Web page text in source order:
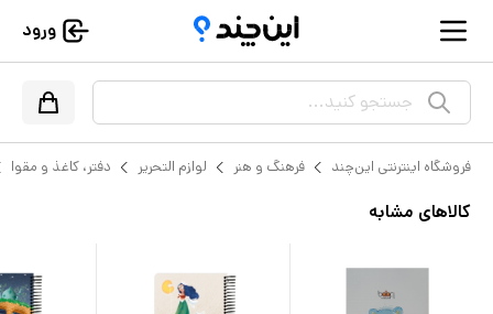
ورود
جستجو کنید...
فروشگاه اینترنتی این‌چند فرهنگ و هنر لوازم التحریر دفتر، کاغذ و مقوا
کالاهای مشابه